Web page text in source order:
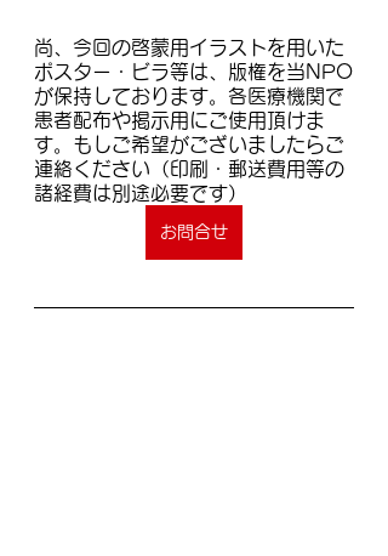
尚、今回の啓蒙用イラストを用いた
ポスター・ビラ等は、版権を当NPO
が保持しております。各医療機関で
患者配布や掲示用にご使用頂けま
す。もしご希望がございましたらご
連絡ください（印刷・郵送費用等の
諸経費は別途必要です）
お問合せ